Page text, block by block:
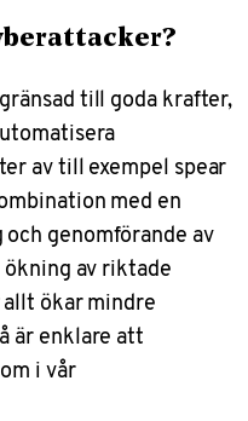
till goda krafter,
av till exempel spear
med en
genomförande av
av riktade
ökar mindre
är enklare att
i vår